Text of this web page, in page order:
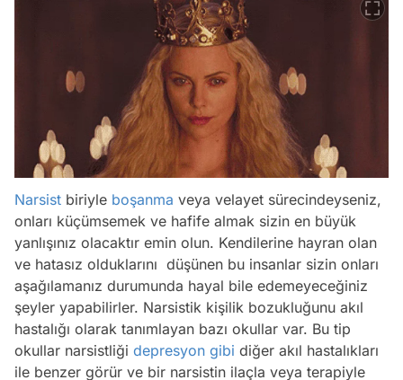
Narsist biriyle boşanma veya velayet sürecindeyseniz,
onları küçümsemek ve hafife almak sizin en büyük
yanlışınız olacaktır emin olun. Kendilerine hayran olan
ve hatasız olduklarını düşünen bu insanlar sizin onları
aşağılamanız durumunda hayal bile edemeyeceğiniz
şeyler yapabilirler. Narsistik kişilik bozukluğunu akıl
hastalığı olarak tanımlayan bazı okullar var. Bu tip
okullar narsistliği depresyon gibi diğer akıl hastalıkları
ile benzer görür ve bir narsistin ilaçla veya terapiyle